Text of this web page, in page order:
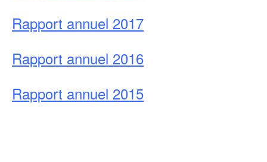
Rapport annuel 2017
Rapport annuel 2016
Rapport annuel 2015